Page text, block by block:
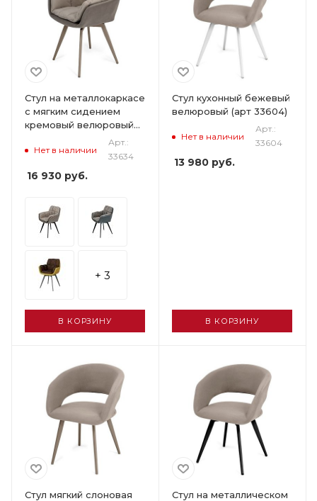
Стул на металлокаркасе
с мягким сидением
кремовый велюровый
Нет в наличии
Арт.:
33634
16 930 руб.
+ 3
В КОРЗИНУ
Стул кухонный бежевый
велюровый (арт 33604)
Нет в наличии
Арт.:
33604
13 980 руб.
В КОРЗИНУ
Стул мягкий слоновая
Стул на металлическом